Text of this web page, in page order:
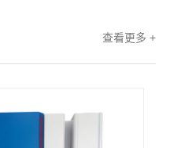
查看更多 +